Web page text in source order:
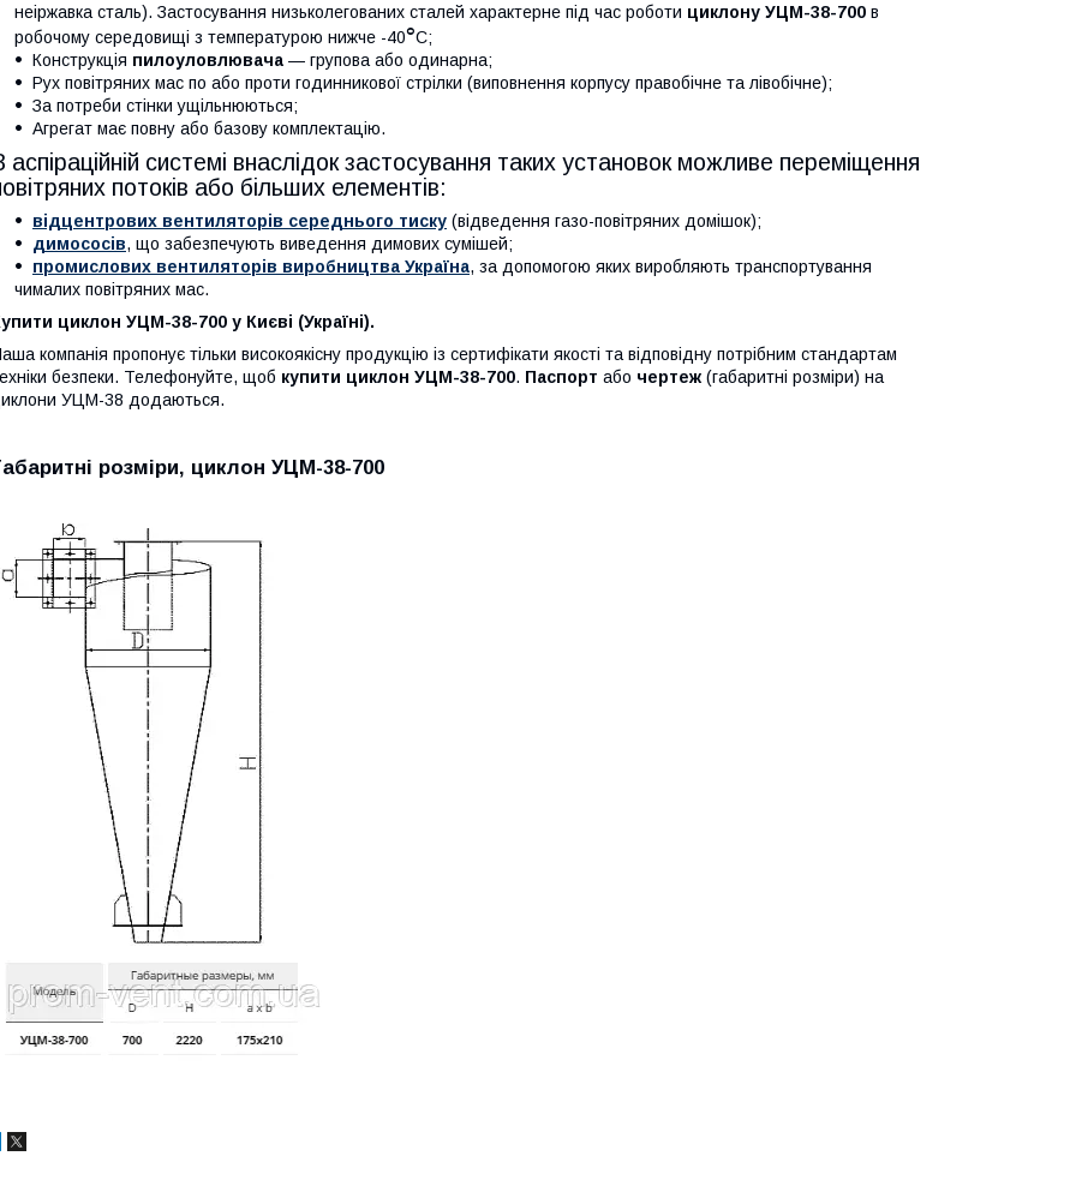
неіржавка сталь). Застосування низьколегованих сталей характерне під час роботи циклону УЦМ-38-700 в
робочому середовищі з температурою нижче -40°С;
Конструкція пилоуловлювача — групова або одинарна;
Рух повітряних мас по або проти годинникової стрілки (виповнення корпусу правобічне та лівобічне);
За потреби стінки ущільнюються;
Агрегат має повну або базову комплектацію.
аспіраційній системі внаслідок застосування таких установок можливе переміщення
потоків або більших елементів:
відцентрових вентиляторів середнього тиску (відведення газо-повітряних домішок);
димососів, що забезпечують виведення димових сумішей;
промислових вентиляторів виробництва Україна, за допомогою яких виробляють транспортування
чималих повітряних мас.
циклон УЦМ-38-700 у Києві (Україні).
компанія пропонує тільки високоякісну продукцію із сертифікати якості та відповідну потрібним стандартам
безпеки. Телефонуйте, щоб купити циклон УЦМ-38-700. Паспорт або чертеж (габаритні розміри) на
УЦМ-38 додаються.
розміри, циклон УЦМ-38-700